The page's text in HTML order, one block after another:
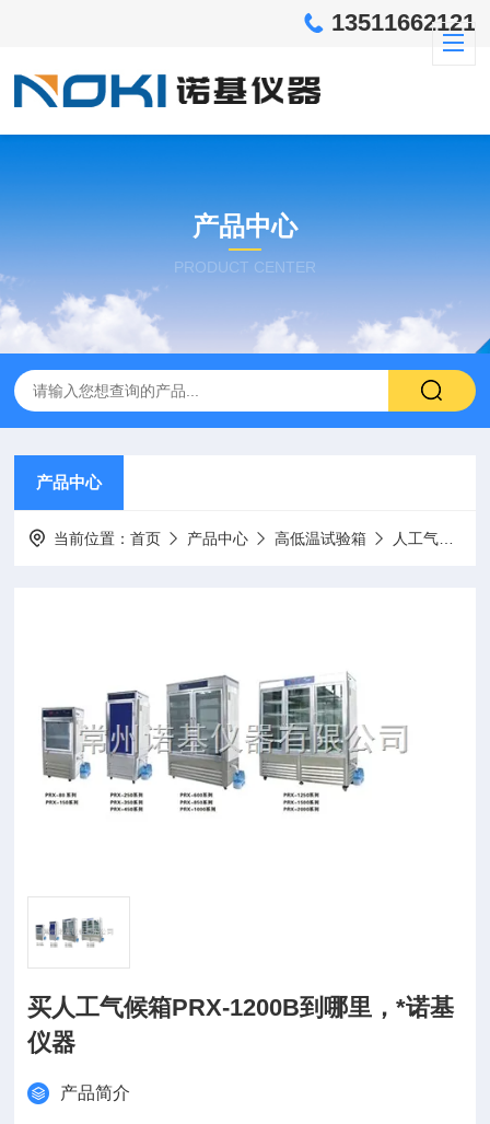
13511662121
产品中心
PRODUCT CENTER
产品中心
当前位置：首页 产品中心 高低温试验箱 人工气候箱
买人工气候箱PRX-1200B到哪里，*诺基
仪器
产品简介